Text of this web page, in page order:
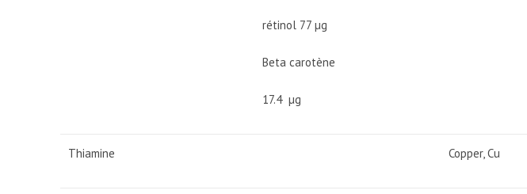
rétinol 77 µg
Beta carotène
17.4 µg
Thiamine Copper, Cu